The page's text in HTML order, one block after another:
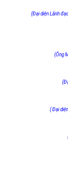
Môi trường
Ưu đãi đầu tư
Văn bản khác
(Đại diện Lãnh
(Ông
( Đại